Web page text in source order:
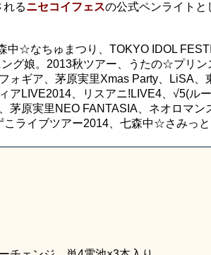
るニセコイフェスの公式ペンライトと
中☆なちゅまつり、TOKYO IDOL
グ娘。2013秋ツアー、うたの☆プリン
ォギア、茅原実里Xmas Party、LiSA、
アLIVE2014、リスアニ!LIVE4、√5(ル
茅原実里NEO FANTASIA、ネオロマン
ライブツアー2014、七森中☆さみっ